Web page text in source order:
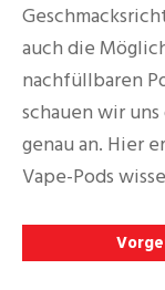
auch die
nachfüllbaren
schauen wir
genau an. Hier
Vape-Pods